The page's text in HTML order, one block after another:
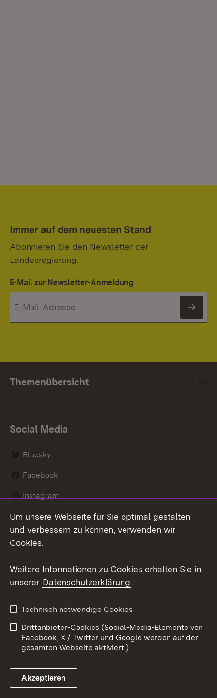
Immer auf dem neuesten Stand
Abonnieren Sie den Newsletter der
Landesregierung.
E-Mail zur Newsletter-Anmeldung
Themenübersicht
Social Media
Bluesky
Facebook
Instagram
LinkedIn
Link zum Landesportal
Datenschutz
Barrierefreiheit
Impressum
Cookies
Um unsere Webseite für Sie optimal gestalten
und verbessern zu können, verwenden wir
Cookies.
Weitere Informationen zu Cookies erhalten Sie in
unserer Datenschutzerklärung.
Technisch notwendige Cookies
Drittanbieter-Cookies (Social-Media-Elemente von
Facebook, X / Twitter und Google werden auf der
gesamten Webseite aktiviert.)
Akzeptieren